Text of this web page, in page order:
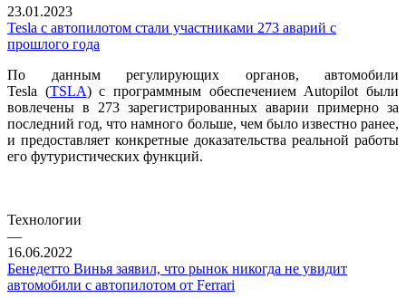
23.01.2023
Tesla с автопилотом стали участниками 273 аварий с
прошлого года
По данным регулирующих органов, автомобили
Tesla (TSLA) с программным обеспечением Autopilot были
вовлечены в 273 зарегистрированных аварии примерно за
последний год, что намного больше, чем было известно ранее,
и предоставляет конкретные доказательства реальной работы
его футуристических функций.
Технологии
—
16.06.2022
Бенедетто Винья заявил, что рынок никогда не увидит
автомобили с автопилотом от Ferrari